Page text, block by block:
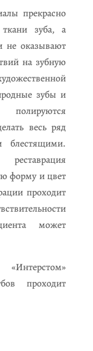
прекрасно
ткани зуба, а
не оказывают
на зубную
зубы и
весь ряд
блестящими.
форму и цвет
проходит
может
проходит